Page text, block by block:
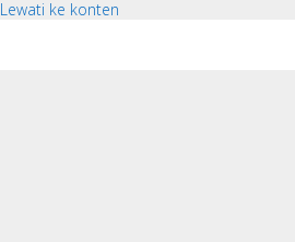
Lewati ke konten